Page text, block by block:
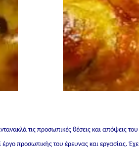
τις προσωπικές θέσεις και απόψεις του
προσωπικής του έρευνας και εργασίας.